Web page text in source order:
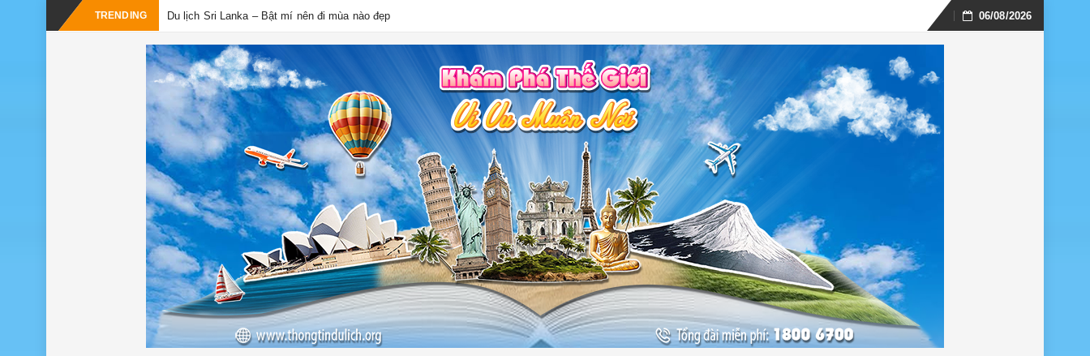
TRENDING
Du lịch Sri Lanka – Bật mí nên đi mùa nào đẹp
Skip
06/08/2026